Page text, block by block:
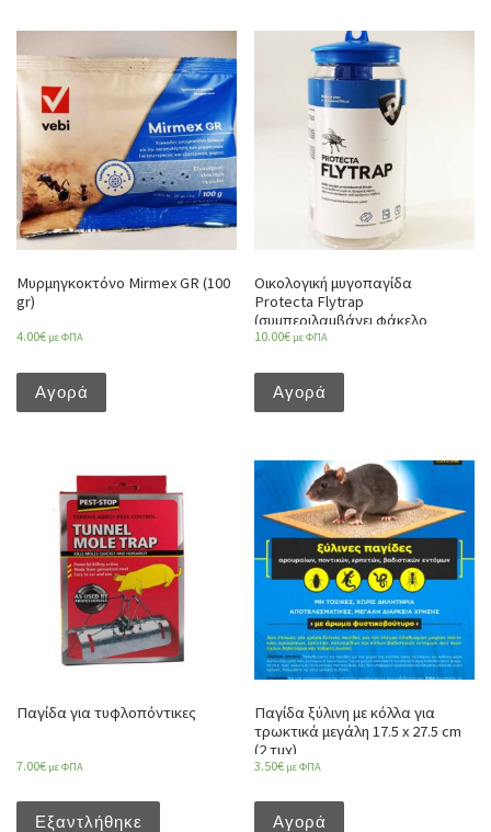
Μυρμηγκοκτόνο Mirmex GR (100
gr)
4.00€ με ΦΠΑ
Αγορά
Οικολογική μυγοπαγίδα
Protecta Flytrap
(συμπεριλαμβάνει φάκελο
προσελκυστικής σκόνης)
10.00€ με ΦΠΑ
Αγορά
Παγίδα για τυφλοπόντικες
7.00€ με ΦΠΑ
Εξαντλήθηκε
Παγίδα ξύλινη με κόλλα για
τρωκτικά μεγάλη 17.5 x 27.5 cm
(2 τμχ)
3.50€ με ΦΠΑ
Αγορά